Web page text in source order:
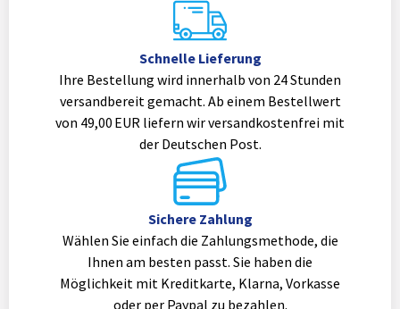
Schnelle Lieferung
Ihre Bestellung wird innerhalb von 24 Stunden
versandbereit gemacht. Ab einem Bestellwert
von 49,00 EUR liefern wir versandkostenfrei mit
der Deutschen Post.
Sichere Zahlung
Wählen Sie einfach die Zahlungsmethode, die
Ihnen am besten passt. Sie haben die
Möglichkeit mit Kreditkarte, Klarna, Vorkasse
oder per Paypal zu bezahlen.